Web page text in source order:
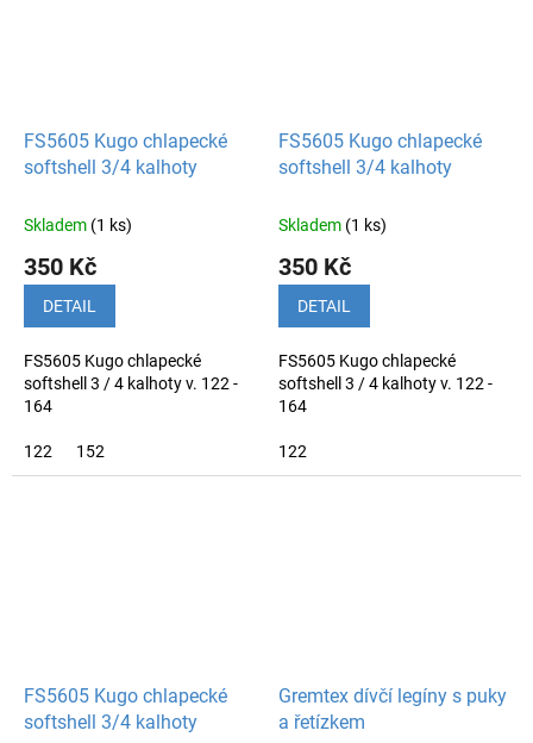
FS5605 Kugo chlapecké
softshell 3/4 kalhoty
Skladem (1 ks)
350 Kč
DETAIL
FS5605 Kugo chlapecké
softshell 3 / 4 kalhoty v. 122 -
164
122 152
FS5605 Kugo chlapecké
softshell 3/4 kalhoty
Skladem (1 ks)
350 Kč
DETAIL
FS5605 Kugo chlapecké
softshell 3 / 4 kalhoty v. 122 -
164
122
FS5605 Kugo chlapecké
softshell 3/4 kalhoty
Gremtex dívčí legíny s puky
a řetízkem